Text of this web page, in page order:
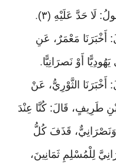
لَا حَدَّ عَلَيْهِ (٣) .
أَخْبَرَنَا مَعْمَرٌ، عَنِ
أَوْ نَصرَانِيًّا.
أَخْبَرَنَا الثَّوْرِيُّ، عَنْ
طَرِيفٍ، قَالَ: كُنَّا عِنْدَ
وَنَصْرَانِيٌّ، قَذَفَ كُلُّ
لِلْمُسْلِمِ ثَمَانِينَ،